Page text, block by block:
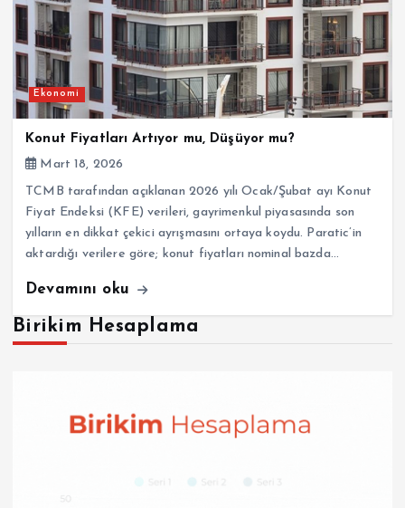
Ekonomi
Konut Fiyatları Artıyor mu, Düşüyor mu?
Mart 18, 2026
TCMB tarafından açıklanan 2026 yılı Ocak/Şubat ayı Konut
Fiyat Endeksi (KFE) verileri, gayrimenkul piyasasında son
yılların en dikkat çekici ayrışmasını ortaya koydu. Paratic’in
aktardığı verilere göre; konut fiyatları nominal bazda…
Devamını oku
Birikim Hesaplama